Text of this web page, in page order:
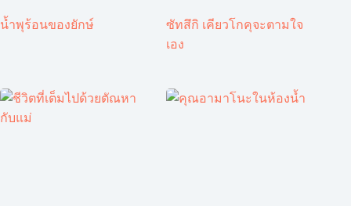
น้ำพุร้อนของยักษ์
ซัทสึกิ เคียวโกคุจะตามใจ
เอง